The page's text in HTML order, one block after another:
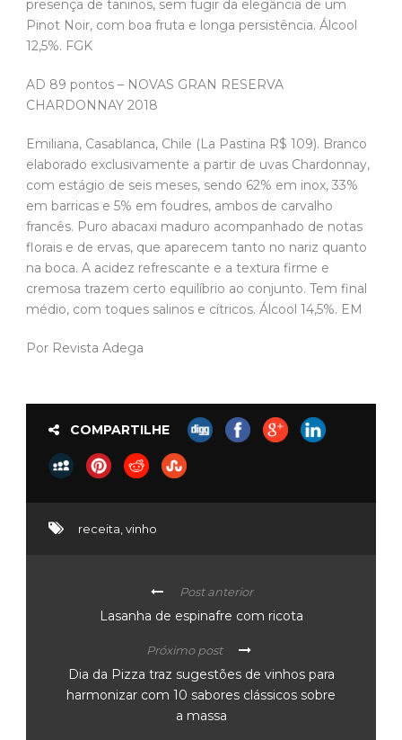
presença de taninos, sem fugir da elegância de um
Pinot Noir, com boa fruta e longa persistência. Álcool
12,5%. FGK
AD 89 pontos – NOVAS GRAN RESERVA
CHARDONNAY 2018
Emiliana, Casablanca, Chile (La Pastina R$ 109). Branco
elaborado exclusivamente a partir de uvas Chardonnay,
com estágio de seis meses, sendo 62% em inox, 33%
em barricas e 5% em foudres, ambos de carvalho
francês. Puro abacaxi maduro acompanhado de notas
florais e de ervas, que aparecem tanto no nariz quanto
na boca. A acidez refrescante e a textura firme e
cremosa trazem certo equilíbrio ao conjunto. Tem final
médio, com toques salinos e cítricos. Álcool 14,5%. EM
Por Revista Adega
COMPARTILHE
receita vinho
Post anterior
Lasanha de espinafre com ricota
Próximo post
Dia da Pizza traz sugestões de vinhos para
harmonizar com 10 sabores clássicos sobre
a massa